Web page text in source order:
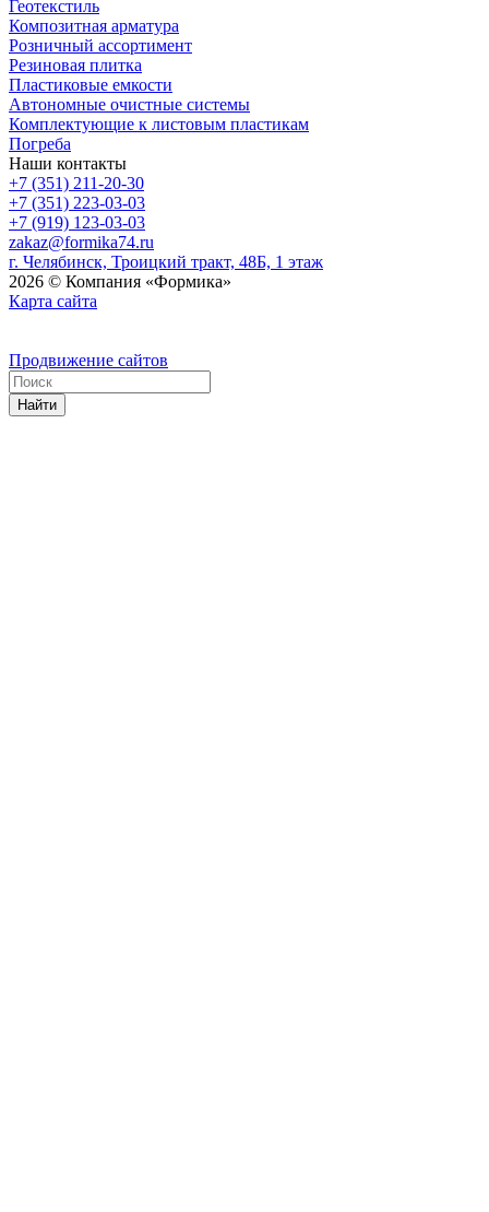
Геотекстиль
Композитная арматура
Розничный ассортимент
Резиновая плитка
Пластиковые емкости
Автономные очистные системы
Комплектующие к листовым пластикам
Погреба
Наши контакты
+7 (351) 211-20-30
+7 (351) 223-03-03
+7 (919) 123-03-03
zakaz@formika74.ru
г. Челябинск, Троицкий тракт, 48Б, 1 этаж
2026 © Компания «Формика»
Карта сайта
Продвижение сайтов
Найти